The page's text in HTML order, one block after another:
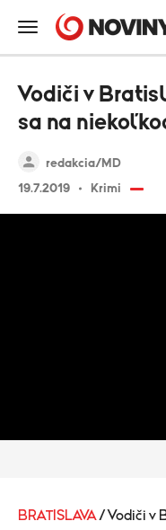
redakcia/MD
19.7.2019
Krimi
Vodiči v
sa na
BRATISLAVA / Vodiči v